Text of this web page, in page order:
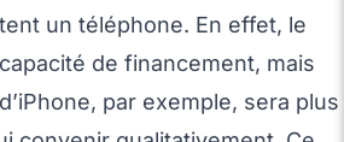
un téléphone. En effet, le
de financement, mais
par exemple, sera plus